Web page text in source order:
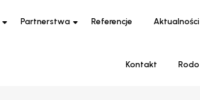
Partnerstwa Referencje Aktualności
Kontakt Rodo